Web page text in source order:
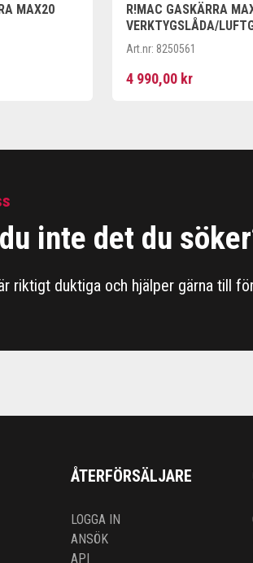
MAX20
R!MAC GASKÄRRA
VERKTYGSLÅDA/
HJUL OMONTERAD
Art.nr: 8250561
4 990,00 kr
inte det du
riktigt duktiga och hjälper gärna till
ÅTERFÖRSÄLJARE
LOGGA IN
ANSÖK
API